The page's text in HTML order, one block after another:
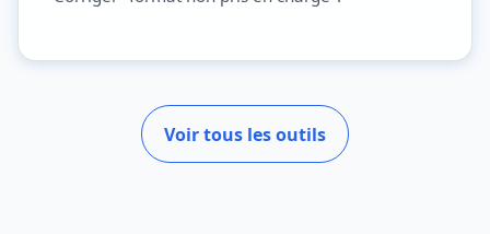
Voir tous les outils